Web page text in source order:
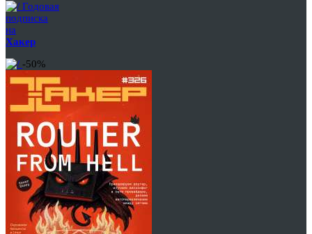
Годовая
подписка
на
Хакер
-50%